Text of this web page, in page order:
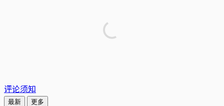
评论须知
最新 更多